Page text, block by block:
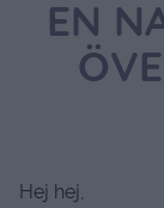
EN
Hej hej,